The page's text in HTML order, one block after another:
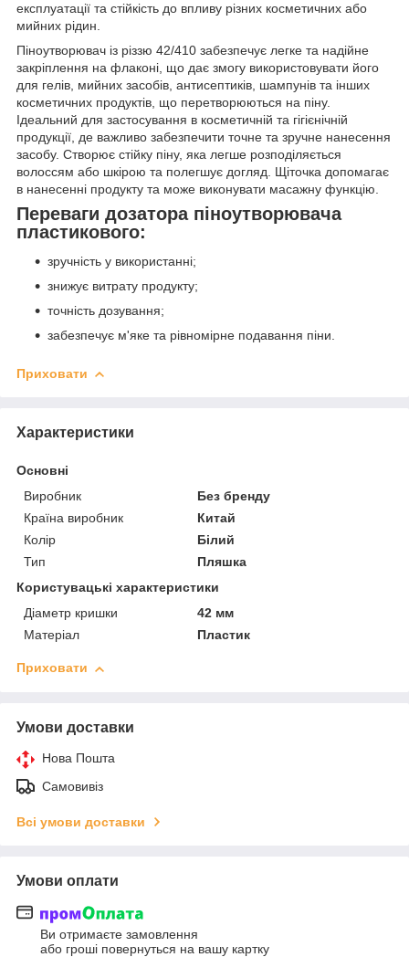
експлуатації та стійкість до впливу різних косметичних або
мийних рідин.
Піноутворювач із різзю 42/410 забезпечує легке та надійне
закріплення на флаконі, що дає змогу використовувати його
для гелів, мийних засобів, антисептиків, шампунів та інших
косметичних продуктів, що перетворюються на піну.
Ідеальний для застосування в косметичній та гігієнічній
продукції, де важливо забезпечити точне та зручне нанесення
засобу. Створює стійку піну, яка легше розподіляється
волоссям або шкірою та полегшує догляд. Щіточка допомагає
в нанесенні продукту та може виконувати масажну функцію.
Переваги дозатора піноутворювача
пластикового:
зручність у використанні;
знижує витрату продукту;
точність дозування;
забезпечує м'яке та рівномірне подавання піни.
Приховати
Характеристики
Основні
Виробник
Без бренду
Країна виробник
Китай
Колір
Білий
Тип
Пляшка
Користувацькі характеристики
Діаметр кришки
42 мм
Матеріал
Пластик
Приховати
Умови доставки
Нова Пошта
Самовивіз
Всі умови доставки
Умови оплати
Ви отримаєте замовлення
або гроші повернуться на вашу картку